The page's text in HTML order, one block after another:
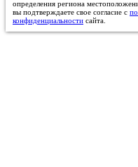
определения региона
вы подтверждаете свое согласие с
конфиденциальности сайта.